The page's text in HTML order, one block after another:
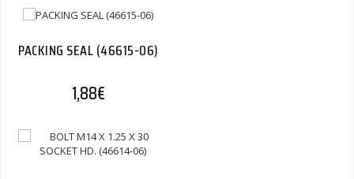
PACKING SEAL (46615-06)
1,88€